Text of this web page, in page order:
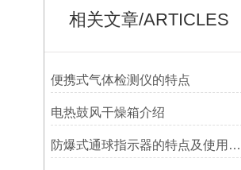
相关文章/ARTICLES
便携式气体检测仪的特点
电热鼓风干燥箱介绍
防爆式通球指示器的特点及使用方法